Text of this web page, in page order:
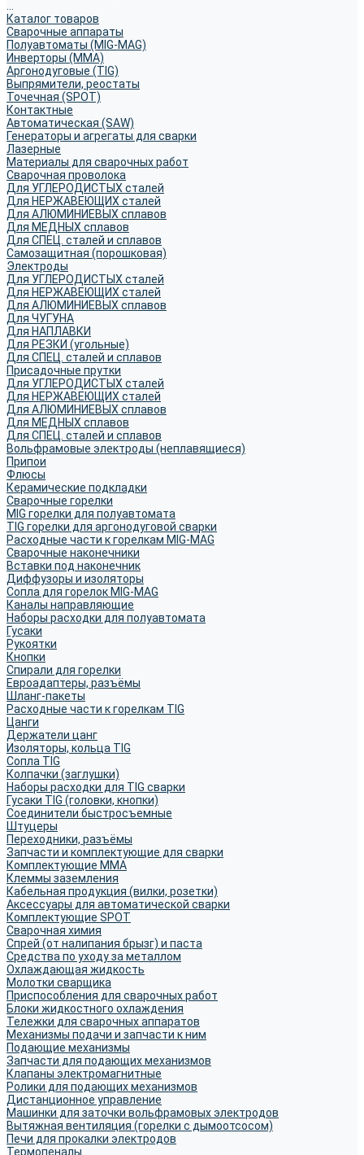
Каталог товаров
Сварочные аппараты
Полуавтоматы (MIG-MAG)
Инверторы (MMA)
Аргонодуговые (TIG)
Выпрямители, реостаты
Точечная (SPOT)
Контактные
Автоматическая (SAW)
Генераторы и агрегаты для сварки
Лазерные
Материалы для сварочных работ
Сварочная проволока
Для УГЛЕРОДИСТЫХ сталей
Для НЕРЖАВЕЮЩИХ сталей
Для АЛЮМИНИЕВЫХ сплавов
Для МЕДНЫХ сплавов
Для СПЕЦ. сталей и сплавов
Самозащитная (порошковая)
Электроды
Для УГЛЕРОДИСТЫХ сталей
Для НЕРЖАВЕЮЩИХ сталей
Для АЛЮМИНИЕВЫХ сплавов
Для ЧУГУНА
Для НАПЛАВКИ
Для РЕЗКИ (угольные)
Для СПЕЦ. сталей и сплавов
Присадочные прутки
Для УГЛЕРОДИСТЫХ сталей
Для НЕРЖАВЕЮЩИХ сталей
Для АЛЮМИНИЕВЫХ сплавов
Для МЕДНЫХ сплавов
Для СПЕЦ. сталей и сплавов
Вольфрамовые электроды (неплавящиеся)
Припои
Флюсы
Керамические подкладки
Сварочные горелки
MIG горелки для полуавтомата
TIG горелки для аргонодуговой сварки
Расходные части к горелкам MIG-MAG
Сварочные наконечники
Вставки под наконечник
Диффузоры и изоляторы
Сопла для горелок MIG-MAG
Каналы направляющие
Наборы расходки для полуавтомата
Гусаки
Рукоятки
Кнопки
Спирали для горелки
Евроадаптеры, разъёмы
Шланг-пакеты
Расходные части к горелкам TIG
Цанги
Держатели цанг
Изоляторы, кольца TIG
Сопла TIG
Колпачки (заглушки)
Наборы расходки для TIG сварки
Гусаки TIG (головки, кнопки)
Соединители быстросъемные
Штуцеры
Переходники, разъёмы
Запчасти и комплектующие для сварки
Комплектующие ММА
Клеммы заземления
Кабельная продукция (вилки, розетки)
Аксессуары для автоматической сварки
Комплектующие SPOT
Сварочная химия
Спрей (от налипания брызг) и паста
Средства по уходу за металлом
Охлаждающая жидкость
Молотки сварщика
Приспособления для сварочных работ
Блоки жидкостного охлаждения
Тележки для сварочных аппаратов
Механизмы подачи и запчасти к ним
Подающие механизмы
Запчасти для подающих механизмов
Клапаны электромагнитные
Ролики для подающих механизмов
Дистанционное управление
Машинки для заточки вольфрамовых электродов
Вытяжная вентиляция (горелки с дымоотсосом)
Печи для прокалки электродов
Термопеналы